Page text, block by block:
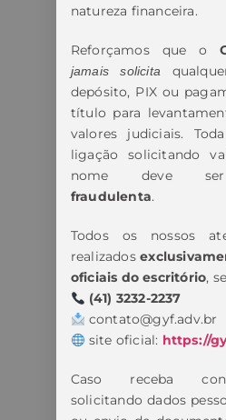
natureza financeira.
Reforçamos que o
jamais solicita
depósito, PIX ou
título para
valores judiciais.
ligação solicitando
nome deve ser
fraudulenta.
Todos os nossos
realizados
oficiais do escritório,
(41) 3232-2237
contato@gyf.adv.br
site oficial: https://
Caso receba
solicitando dados